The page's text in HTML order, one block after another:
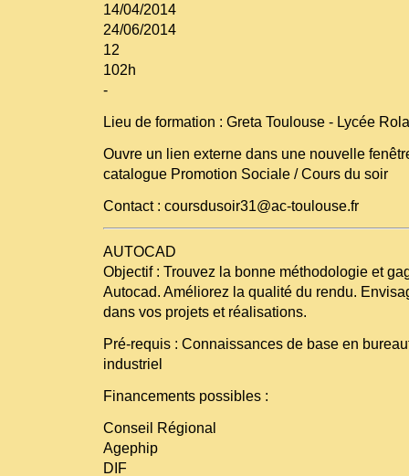
14/04/2014
24/06/2014
12
102h
-
Lieu de formation : Greta Toulouse - Lycée
Ouvre un lien externe dans une nouvelle
catalogue Promotion Sociale / Cours du soir
Contact : coursdusoir31@ac-toulouse.fr
AUTOCAD
Objectif : Trouvez la bonne méthodologie et
Autocad. Améliorez la qualité du rendu.
dans vos projets et réalisations.
Pré-requis : Connaissances de base en
industriel
Financements possibles :
Conseil Régional
Agephip
DIF